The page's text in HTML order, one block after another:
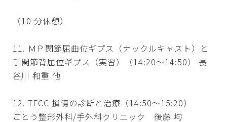
（10 分休憩）
11. ＭＰ関節屈曲位ギプス（ナックルキャスト）と
手関節背屈位ギプス（実習）（14:20～14:50） 長
谷川 和重 他
12. TFCC 損傷の診断と治療（14:50～15:20）
ごとう整形外科/手外科クリニック 後藤 均